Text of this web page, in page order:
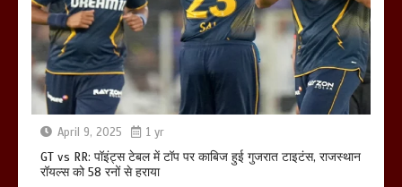
April 9, 2025 1 yr
GT vs RR: पॉइंट्स टेबल में टॉप पर काबिज हुई गुजरात टाइटंस, राजस्थान
रॉयल्स को 58 रनों से हराया